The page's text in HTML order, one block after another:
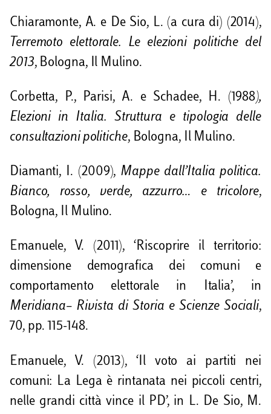
Chiaramonte, A. e De Sio, L. (a cura di) (2014),
Terremoto elettorale. Le elezioni politiche del
2013, Bologna, Il Mulino.
Corbetta, P., Parisi, A. e Schadee, H. (1988),
Elezioni in Italia. Struttura e tipologia delle
consultazioni politiche, Bologna, Il Mulino.
Diamanti, I. (2009), Mappe dall’Italia politica.
Bianco, rosso, verde, azzurro… e tricolore,
Bologna, Il Mulino.
Emanuele, V. (2011), ‘Riscoprire il territorio:
dimensione demografica dei comuni e
comportamento elettorale in Italia’, in
Meridiana– Rivista di Storia e Scienze Sociali,
70, pp. 115-148.
Emanuele, V. (2013), ‘Il voto ai partiti nei
comuni: La Lega è rintanata nei piccoli centri,
nelle grandi città vince il PD’, in L. De Sio, M.